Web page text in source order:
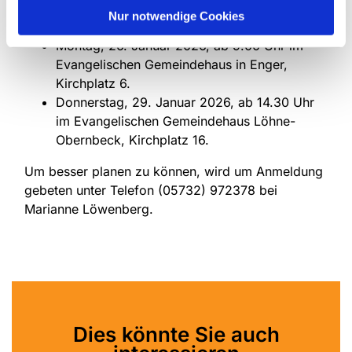
Nur notwendige Cookies
Workshops gleichen Inhalts an:
Montag, 26. Januar 2026, ab 9.00 Uhr im
Evangelischen Gemeindehaus in Enger,
Kirchplatz 6.
Donnerstag, 29. Januar 2026, ab 14.30 Uhr
im Evangelischen Gemeindehaus Löhne-
Obernbeck, Kirchplatz 16.
Um besser planen zu können, wird um Anmeldung
gebeten unter Telefon (05732) 972378 bei
Marianne Löwenberg.
Dies könnte Sie auch